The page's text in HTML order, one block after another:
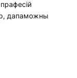
дапаможны